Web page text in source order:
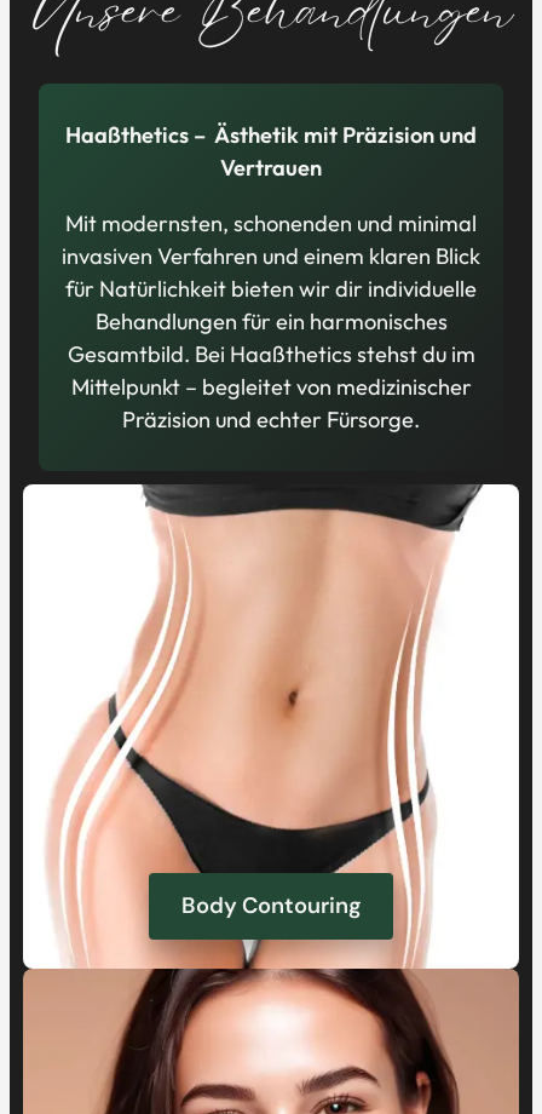
Unsere Behandlungen
Haaßthetics – Ästhetik mit Präzision und
Vertrauen
Mit modernsten, schonenden und minimal
invasiven Verfahren und einem klaren Blick
für Natürlichkeit bieten wir dir individuelle
Behandlungen für ein harmonisches
Gesamtbild. Bei Haaßthetics stehst du im
Mittelpunkt – begleitet von medizinischer
Präzision und echter Fürsorge.
Body Contouring